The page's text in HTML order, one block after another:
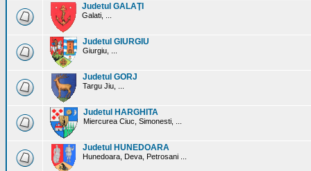
Judetul GALAŢI
Galati, ...
Judetul GIURGIU
Giurgiu, ...
Judetul GORJ
Targu Jiu, ...
Judetul HARGHITA
Miercurea Ciuc, Simonesti, ...
Judetul HUNEDOARA
Hunedoara, Deva, Petrosani ...